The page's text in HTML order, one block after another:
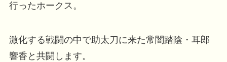
行ったホークス。
激化する戦闘の中で助太刀に来た常闇踏陰・耳郎
響香と共闘します。